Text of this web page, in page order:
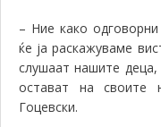
– Ние како
ќе ја раскажуваме
слушаат нашите деца,
остават на своите
Гоцевски.